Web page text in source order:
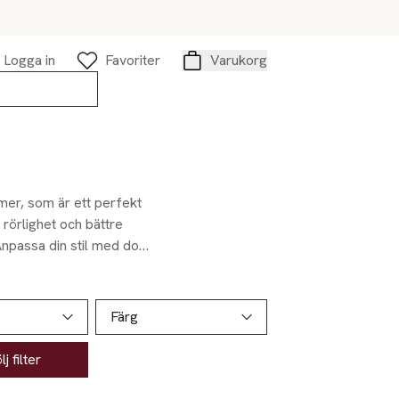
Logga in
Favoriter
Varukorg
som är ett perfekt
och bättre
din stil med dova
Färg
filter